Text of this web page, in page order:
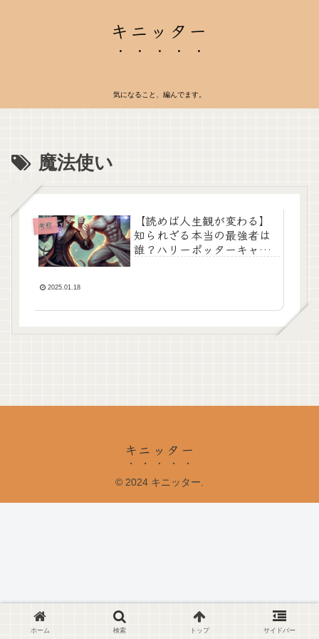
キニッター
気になること、編んでます。
魔法使い
考察
【読めば人生観が変わる】
知られざる本当の最強者は
誰？ハリーポッターキャラ
2025.01.18
キニッター
© 2024 キニッター.
ホーム 検索 トップ サイドバー